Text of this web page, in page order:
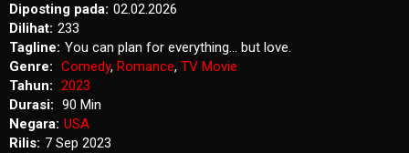
Diposting pada: 02.02.2026
Dilihat: 233
Tagline: You can plan for everything… but love.
Genre: Comedy, Romance, TV Movie
Tahun: 2023
Durasi: 90 Min
Negara: USA
Rilis: 7 Sep 2023